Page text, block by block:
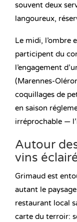
souvent deux
langoureux,
Le midi, l’ombre
participent du
l’engagement
(Marennes-
coquillages de
en saison
irréprochable —
Autour
vins
Grimaud est
autant le
restaurant local
carte du terroir: